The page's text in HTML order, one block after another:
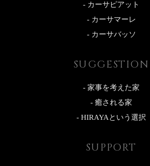
- カーサピアット
- カーサマーレ
- カーサバッソ
SUGGESTION
- 家事を考えた家
- 癒される家
- HIRAYAという選択
SUPPORT